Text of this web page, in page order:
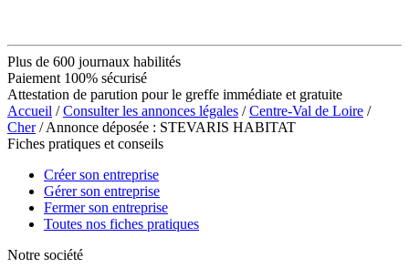
Plus de 600 journaux habilités
Paiement 100% sécurisé
Attestation de parution pour le greffe immédiate et gratuite
Accueil /Consulter les annonces légales /Centre-Val de Loire /
Cher/ Annonce déposée : STEVARIS HABITAT
Fiches pratiques et conseils
Créer son entreprise
Gérer son entreprise
Fermer son entreprise
Toutes nos fiches pratiques
Notre société